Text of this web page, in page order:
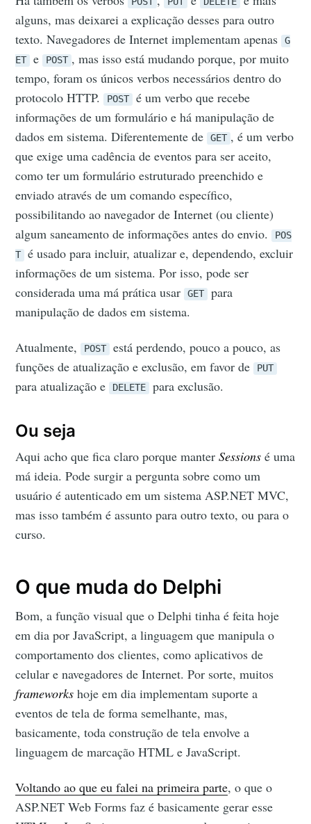
alguns, mas deixarei a explicação desses para outro
texto. Navegadores de Internet implementam apenas G
ET
e POST , mas isso está mudando porque, por muito
tempo, foram os únicos verbos necessários dentro do
protocolo HTTP. POST
é um verbo que recebe
informações de um formulário e há manipulação de
dados em sistema. Diferentemente de GET , é um verbo
que exige uma cadência de eventos para ser aceito,
como ter um formulário estruturado preenchido e
enviado através de um comando específico,
possibilitando ao navegador de Internet (ou cliente)
algum saneamento de informações antes do envio. POS
T
é usado para incluir, atualizar e, dependendo, excluir
informações de um sistema. Por isso, pode ser
considerada uma má prática usar GET
para
manipulação de dados em sistema.
Atualmente, POST
está perdendo, pouco a pouco, as
funções de atualização e exclusão, em favor de PUT
para atualização e DELETE para exclusão.
Ou seja
Aqui acho que fica claro porque manterSessions é uma
má ideia. Pode surgir a pergunta sobre como um
usuário é autenticado em um sistema ASP.NET MVC,
mas isso também é assunto para outro texto, ou para o
curso.
O que muda do Delphi
Bom, a função visual que o Delphi tinha é feita hoje
em dia por JavaScript, a linguagem que manipula o
comportamento dos clientes, como aplicativos de
celular e navegadores de Internet. Por sorte, muitos
frameworks hoje em dia implementam suporte a
eventos de tela de forma semelhante, mas,
basicamente, toda construção de tela envolve a
linguagem de marcação HTML e JavaScript.
Voltando ao que eu falei na primeira parte, o que o
ASP.NET Web Forms faz é basicamente gerar esse